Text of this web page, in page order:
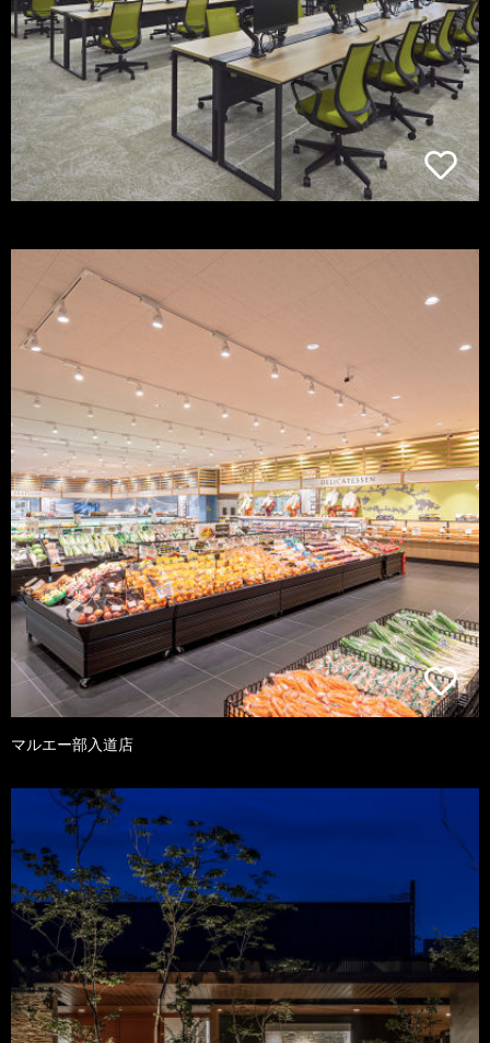
マルエー部入道店